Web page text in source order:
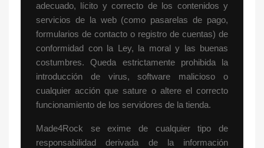
adecuado, lícito y correcto de los contenidos y
servicios de la web (como pasarelas de pago,
formularios de contacto o registro de cuentas) de
conformidad con la Ley, la moral y las buenas
costumbres. Queda estrictamente prohibida la
introducción de virus, software malicioso o
cualquier acción que sature o altere el correcto
funcionamiento de los servidores de la tienda.
Made4Rock se exime de cualquier tipo de
responsabilidad derivada de la información